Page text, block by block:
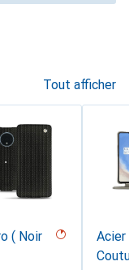
Tout afficher
( Noir